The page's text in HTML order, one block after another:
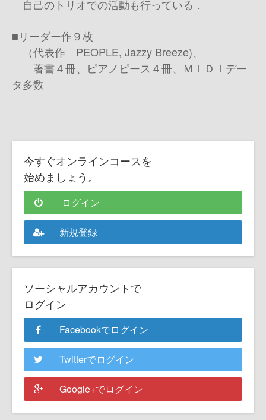
自己のトリオでの活動も行っている．
■リーダー作９枚
（代表作 PEOPLE, Jazzy Breeze)、
著書４冊、ピアノピース４冊、ＭＩＤＩデー
タ多数
今すぐオンラインコースを
始めましょう。
ログイン
新規登録
ソーシャルアカウントで
ログイン
Facebookでログイン
Twitterでログイン
Google+でログイン